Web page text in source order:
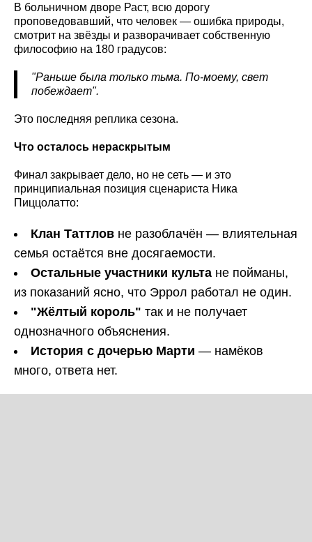
В больничном дворе Раст, всю дорогу
проповедовавший, что человек — ошибка природы,
смотрит на звёзды и разворачивает собственную
философию на 180 градусов:
"Раньше была только тьма. По-моему, свет
побеждает".
Это последняя реплика сезона.
Что осталось нераскрытым
Финал закрывает дело, но не сеть — и это
принципиальная позиция сценариста Ника
Пиццолатто:
Клан Таттлов не разоблачён — влиятельная
семья остаётся вне досягаемости.
Остальные участники культа не пойманы,
из показаний ясно, что Эррол работал не один.
"Жёлтый король" так и не получает
однозначного объяснения.
История с дочерью Марти — намёков
много, ответа нет.